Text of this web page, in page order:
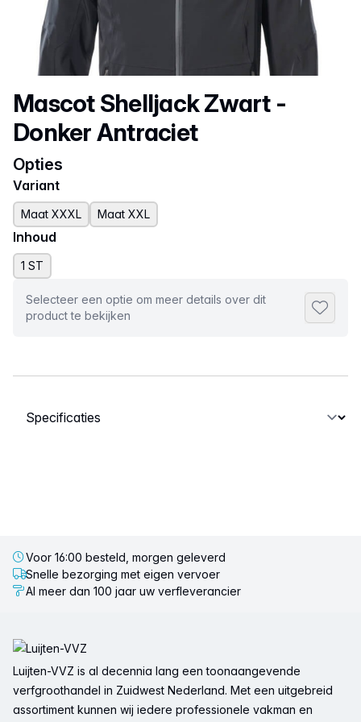
Productnaam
Mascot Shelljack Zwart -
Donker Antraciet
Opties
Variant
Maat XXXL Maat XXL
Inhoud
1 ST
Selecteer een optie om meer details over dit
product te bekijken
Selecteer een tabblad
Voor 16:00 besteld, morgen geleverd
Snelle bezorging met eigen vervoer
Al meer dan 100 jaar uw verfleverancier
Luijten-VVZ is al decennia lang een toonaangevende
verfgroothandel in Zuidwest Nederland. Met een uitgebreid
assortiment kunnen wij iedere professionele vakman en